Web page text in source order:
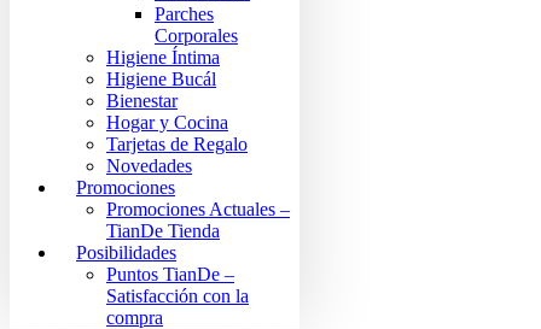
Parches
Corporales
Higiene Íntima
Higiene Bucál
Bienestar
Hogar y Cocina
Tarjetas de Regalo
Novedades
Promociones
Promociones Actuales –
TianDe Tienda
Posibilidades
Puntos TianDe –
Satisfacción con la
compra